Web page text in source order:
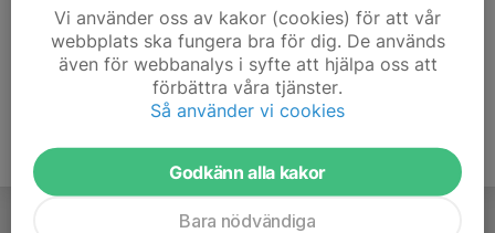
Titel Sekreterare
Vi använder oss av kakor (cookies) för att vår
webbplats ska fungera bra för dig. De används
även för webbanalys i syfte att hjälpa oss att
förbättra våra tjänster.
Så använder vi cookies
Godkänn alla kakor
Bara nödvändiga